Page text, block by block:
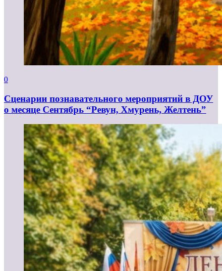
0
Сценарии познавательного мероприятий в ДОУ
о месяце Сентябрь “Ревун, Хмурень, Желтень”